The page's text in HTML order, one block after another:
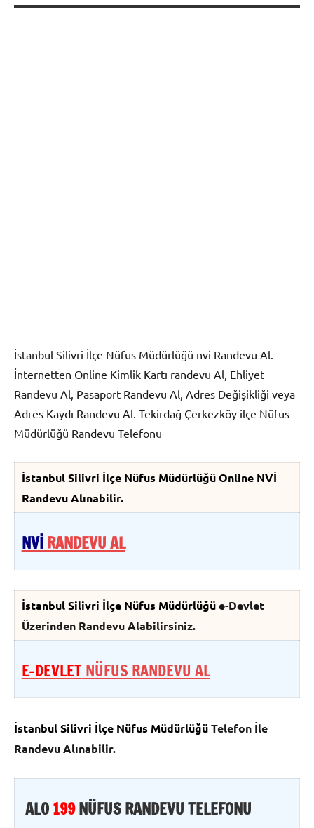
İstanbul Silivri İlçe Nüfus Müdürlüğü nvi Randevu Al.
İnternetten Online Kimlik Kartı randevu Al, Ehliyet
Randevu Al, Pasaport Randevu Al, Adres Değişikliği veya
Adres Kaydı Randevu Al. Tekirdağ Çerkezköy ilçe Nüfus
Müdürlüğü Randevu Telefonu
İstanbul Silivri İlçe Nüfus Müdürlüğü Online NVİ
Randevu Alınabilir.
NVİRANDEVU AL
İstanbul Silivri İlçe Nüfus Müdürlüğüe-Devlet
Üzerinden Randevu Alabilirsiniz.
E-DEVLETNÜFUS RANDEVU AL
İstanbul Silivri İlçe Nüfus MüdürlüğüTelefon İle
Randevu Alınabilir.
ALO199NÜFUS RANDEVU TELEFONU